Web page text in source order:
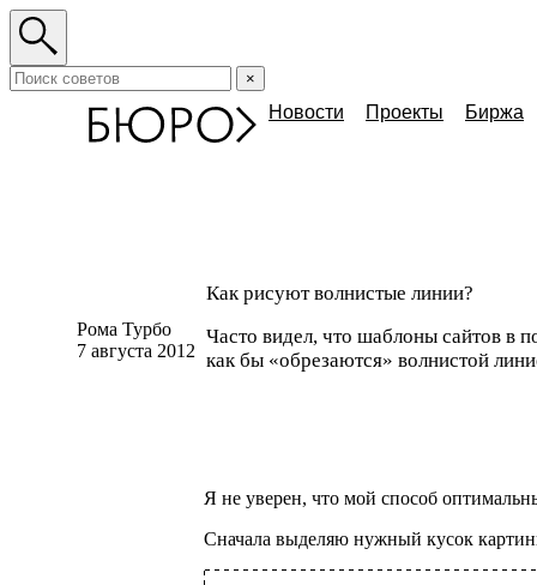
×
Новости Проекты Биржа
Рома Турбо
7 августа 2012
Как рисуют волнистые линии?
Часто видел, что шаблоны сайтов в
какбы «обрезаются» волнистой
Я не уверен, что мой способ
Сначала выделяю нужный кусок